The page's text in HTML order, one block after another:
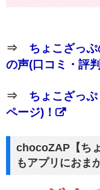
⇒ ちょこざっ
の声(口コミ・評
⇒ ちょこざっ
ページ)！
chocoZAP【ち
もアプリにおま